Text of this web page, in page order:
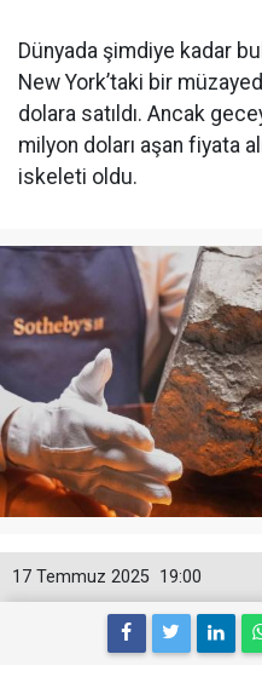
Dünyada şimdiye kadar
New York’taki bir
dolara satıldı. Ancak
milyon doları aşan fiyata
iskeleti oldu.
19:00
17 Temmuz 2025